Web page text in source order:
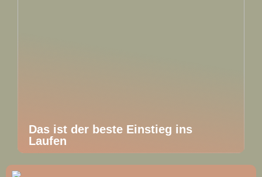
Das ist der beste Einstieg ins
Laufen